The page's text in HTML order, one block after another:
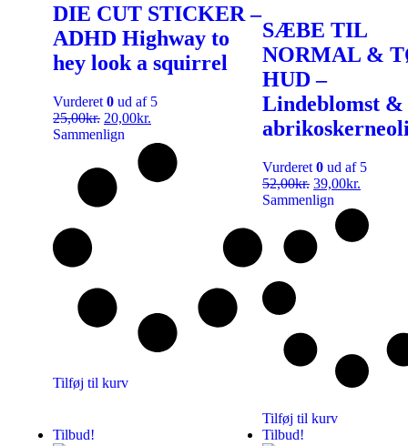
DIE CUT STICKER –
ADHD Highway to
hey look a squirrel
Vurderet 0 ud af 5
25,00kr. 20,00kr.
Sammenlign
Tilføj til kurv
SÆBE TIL
NORMAL &
HUD –
Lindeblomst &
Vurderet 0 ud af 5
52,00kr. 39,00kr.
Sammenlign
Tilføj til kurv
Tilbud!
Tilbud!